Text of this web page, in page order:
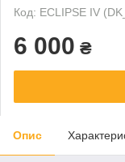
Код: ECLIPSE IV
6 000 ₴
Опис